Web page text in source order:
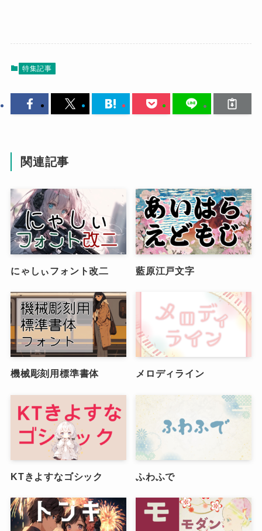
特集記事
関連記事
にゃしぃフォント改二 藍原江戸文字
機械彫刻用標準書体 メロディライン
KTきよすなゴシック ふわふで